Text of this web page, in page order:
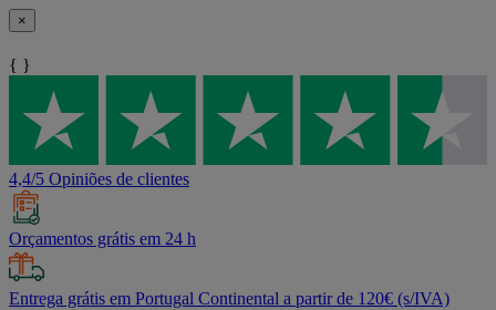
×
{ }
4,4/5 Opiniões de clientes
Orçamentos grátis em 24 h
Entrega grátis em Portugal Continental a partir de 120€ (s/IVA)